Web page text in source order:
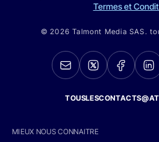
Termes et
© 2026 Talmont Media SAS.
MIEUX NOUS CONNAITRE